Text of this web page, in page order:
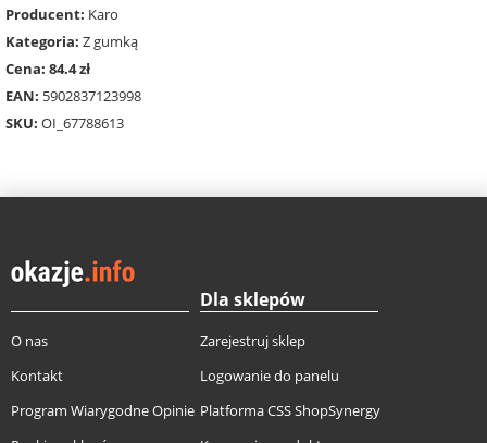
Producent: Karo
Kategoria: Z gumką
Cena: 84.4 zł
EAN: 5902837123998
SKU: OI_67788613
O nas
Kontakt
Program Wiarygodne Opinie
Dla sklepów
Zarejestruj sklep
Logowanie do panelu
Platforma CSS ShopSynergy